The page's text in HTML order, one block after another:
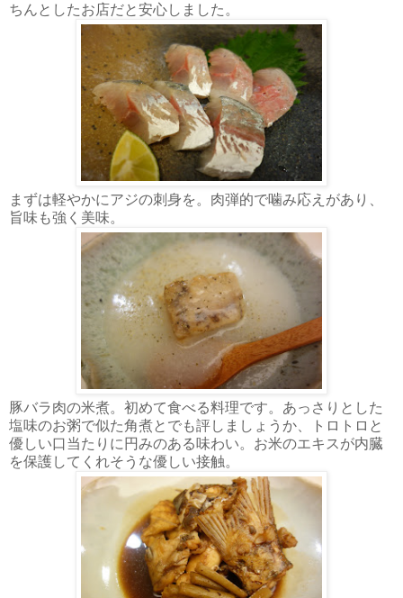
ちんとしたお店だと安心しました。
まずは軽やかにアジの刺身を。肉弾的で噛み応えがあり、
旨味も強く美味。
豚バラ肉の米煮。初めて食べる料理です。あっさりとした
塩味のお粥で似た角煮とでも評しましょうか、トロトロと
優しい口当たりに円みのある味わい。お米のエキスが内臓
を保護してくれそうな優しい接触。